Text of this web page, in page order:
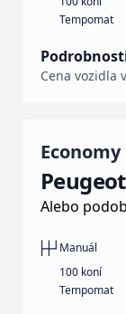
Tempomat
Cena vozidla
Economy
Alebo
Manuál
100 koní
Tempomat